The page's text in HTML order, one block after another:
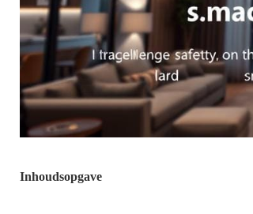
Inhoudsopgave